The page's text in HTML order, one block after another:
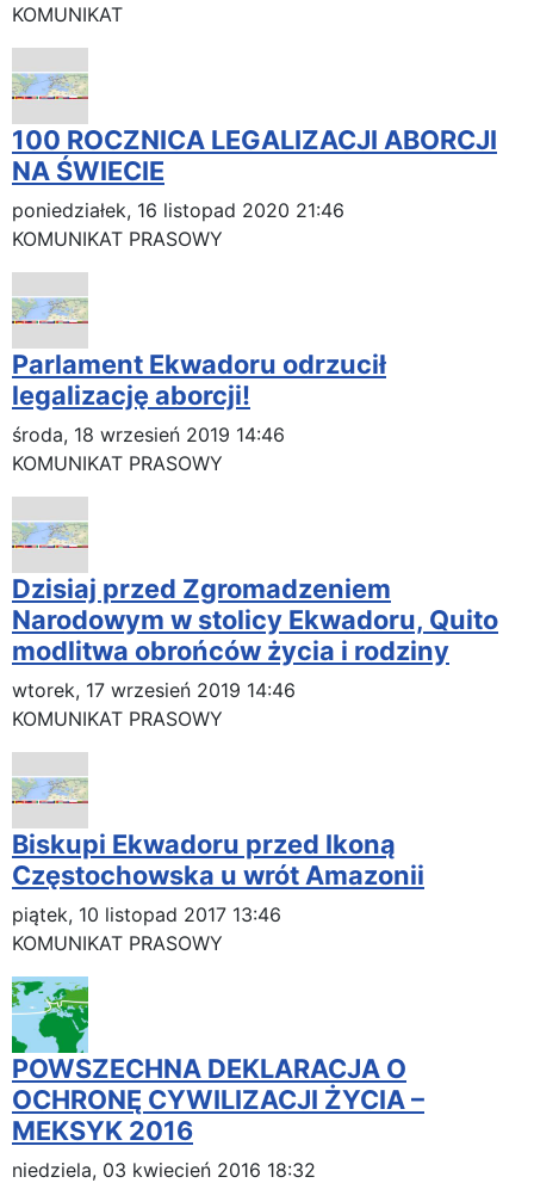
KOMUNIKAT
100 ROCZNICA LEGALIZACJI ABORCJI
NA ŚWIECIE
poniedziałek, 16 listopad 2020 21:46
KOMUNIKAT PRASOWY
Parlament Ekwadoru odrzucił
legalizację aborcji!
środa, 18 wrzesień 2019 14:46
KOMUNIKAT PRASOWY
Dzisiaj przed Zgromadzeniem
Narodowym w stolicy Ekwadoru, Quito
modlitwa obrońców życia i rodziny
wtorek, 17 wrzesień 2019 14:46
KOMUNIKAT PRASOWY
Biskupi Ekwadoru przed Ikoną
Częstochowska u wrót Amazonii
piątek, 10 listopad 2017 13:46
KOMUNIKAT PRASOWY
POWSZECHNA DEKLARACJA O
OCHRONĘ CYWILIZACJI ŻYCIA –
MEKSYK 2016
niedziela, 03 kwiecień 2016 18:32